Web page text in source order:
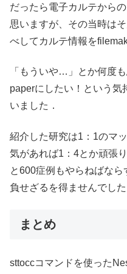
だったら電子カルテから
思いますが、その当時は
べしてカルテ情報を
「もういや…」とか何度
paperにしたい！という気
いました．
紹介した研究は1：1のマ
気があれば1：4とか頑張
と600症例もやらねばな
負せざるを得ませんでした
まとめ
sttoccコマンドを使った